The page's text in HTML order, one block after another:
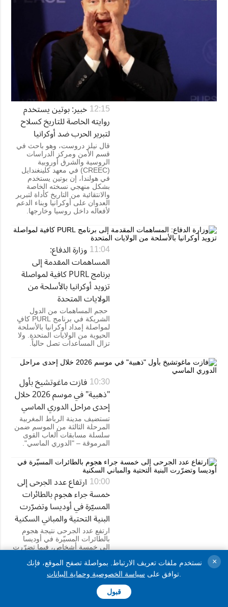
12:15 خبير: بوتين يستخدم
روايته الخاصة للتاريخ كسلاح
لتبرير الحرب ضد أوكرانيا
قال نيلز دروست، وهو باحث في
قسم الأمن ومركز الدراسات
الروسية والشرق أوروبية
(CREEC) في معهد كلينغندايل
في هولندا، إن بوتين يستخدم
بشكل منهجي نسخته الخاصة
والانتقائية من التاريخ كأداة لتبرير
العدوان على أوكرانيا وبناء الدعم
لأفعاله داخل روسيا وخارجها.
11:04 وزارة الدفاع:
المساهمات المقدمة إلى
برنامج PURL كافية لمواصلة
تزويد أوكرانيا بالأسلحة من
الولايات المتحدة
حجم المساهمات من الدول
الشريكة في برنامج PURL كافٍ
لمواصلة إمداد أوكرانيا بالأسلحة
الحيوية من الولايات المتحدة. ولا
تزال المساعدات تصل حالياً.
10:30 فازت ماغوتشيخ بأول
"ذهبية" في موسم 2026 خلال
إحدى مراحل الدوري الماسي
تستضيف مدينة الرباط المغربية
المرحلة الثالثة من الموسم ضمن
سلسلة مسابقات ألعاب القوى
المرموقة – "الدوري الماسي".
10:00 ارتفاع عدد الجرحى إلى
خمسة جراء هجوم بالطائرات
المسيّرة في أوديسا وتضرّرت
البنية التحتية والمباني السكنية
ارتفع عدد الجرحى نتيجة هجوم
بالطائرات المسيّرة في أوديسا
إلى خمسة أشخاص، فيما تضرّرت
الطوابق.
21:45
نستخدم ملفات تعريف الارتباط. بمواصلة تصفح الموقع، فإنك
توافق على سياسة الخصوصية وحماية البيانات
قبول
×